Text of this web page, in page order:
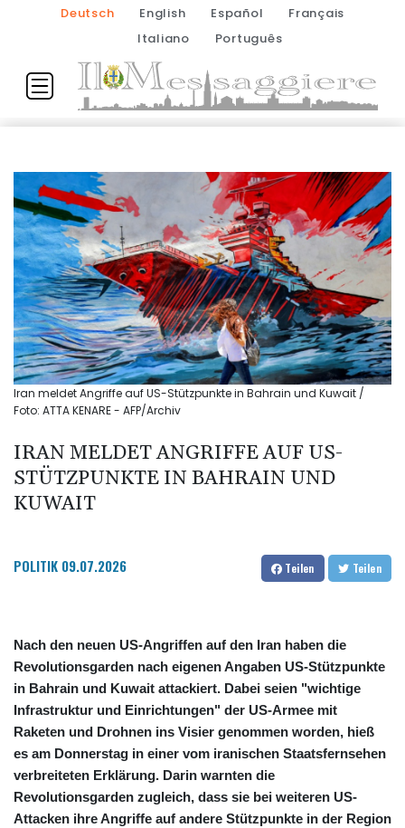
Deutsch English Español
Français
Italiano
Português
Iran meldet Angriffe auf US-Stützpunkte in Bahrain und Kuwait /
Foto: ATTA KENARE - AFP/Archiv
IRAN MELDET ANGRIFFE AUF US-
STÜTZPUNKTE IN BAHRAIN UND
KUWAIT
POLITIK 09.07.2026 Teilen Teilen
Nach den neuen US-Angriffen auf den Iran haben die
Revolutionsgarden nach eigenen Angaben US-Stützpunkte
in Bahrain und Kuwait attackiert. Dabei seien "wichtige
Infrastruktur und Einrichtungen" der US-Armee mit
Raketen und Drohnen ins Visier genommen worden, hieß
es am Donnerstag in einer vom iranischen Staatsfernsehen
verbreiteten Erklärung. Darin warnten die
Revolutionsgarden zugleich, dass sie bei weiteren US-
Attacken ihre Angriffe auf andere Stützpunkte in der Region